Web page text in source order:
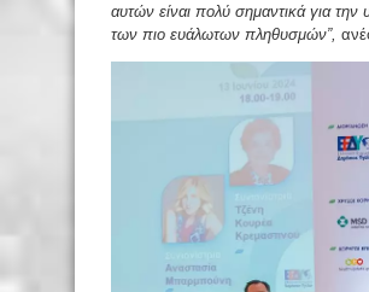
αυτών είναι πολύ σημαντικά για
των πιο ευάλωτων πληθυσμών”,